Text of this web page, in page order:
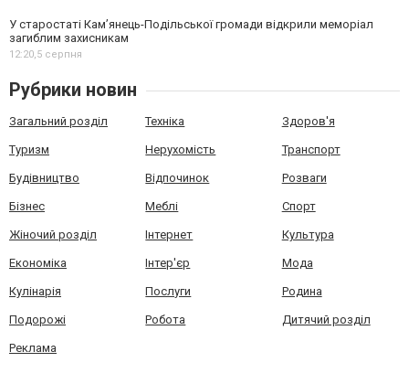
У старостаті Кам’янець-Подільської громади відкрили меморіал
загиблим захисникам
12:20,5 серпня
Рубрики новин
Загальний розділ Техніка Здоров'я
Туризм Нерухомість Транспорт
Будівництво Відпочинок Розваги
Бізнес Меблі Спорт
Жіночий розділ Інтернет Культура
Економіка Інтер'єр Мода
Кулінарія Послуги Родина
Подорожі Робота Дитячий розділ
Реклама